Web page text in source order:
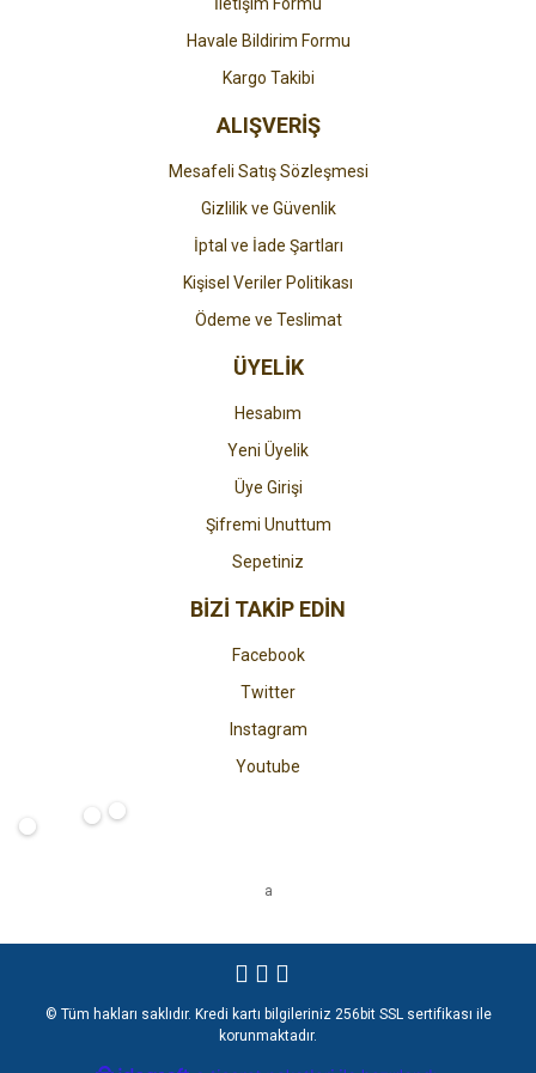
Gönder
Havale Bildirim Formu
Kargo Takibi
ALIŞVERİŞ
Mesafeli Satış Sözleşmesi
Gizlilik ve Güvenlik
İptal ve İade Şartları
Kişisel Veriler Politikası
Ödeme ve Teslimat
ÜYELİK
Hesabım
Yeni Üyelik
Üye Girişi
Şifremi Unuttum
Sepetiniz
BİZİ TAKİP EDİN
Facebook
Twitter
Instagram
Youtube
a
© Tüm hakları saklıdır. Kredi kartı bilgileriniz 256bit SSL sertifikası ile
korunmaktadır.